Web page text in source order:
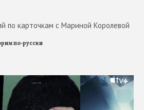
по карточкам с Мариной Королевой
по-русски